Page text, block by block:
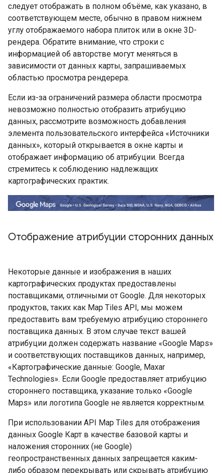
следует отображать в полном объёме, как указано, в
соответствующем месте, обычно в правом нижнем
углу отображаемого набора плиток или в окне 3D-
рендера. Обратите внимание, что строки с
информацией об авторстве могут меняться в
зависимости от данных карты, запрашиваемых
областью просмотра рендерера.
Если из-за ограничений размера области просмотра
невозможно полностью отобразить атрибуцию
данных, рассмотрите возможность добавления
элемента пользовательского интерфейса «Источники
данных», который открывается в окне карты и
отображает информацию об атрибуции. Всегда
стремитесь к соблюдению надлежащих
картографических практик.
Отображение атрибуции сторонних данных
Некоторые данные и изображения в наших
картографических продуктах предоставлены
поставщиками, отличными от Google. Для некоторых
продуктов, таких как Map Tiles API, мы можем
предоставить вам требуемую атрибуцию стороннего
поставщика данных. В этом случае текст вашей
атрибуции должен содержать название «Google Maps»
и соответствующих поставщиков данных, например,
«Картографические данные: Google, Maxar
Technologies». Если Google предоставляет атрибуцию
стороннего поставщика, указание только «Google
Maps» или логотипа Google не является корректным.
При использовании API Map Tiles для отображения
данных Google Карт в качестве базовой карты и
наложения сторонних (не Google)
геопространственных данных запрещается каким-
либо образом перекрывать или скрывать атрибуцию